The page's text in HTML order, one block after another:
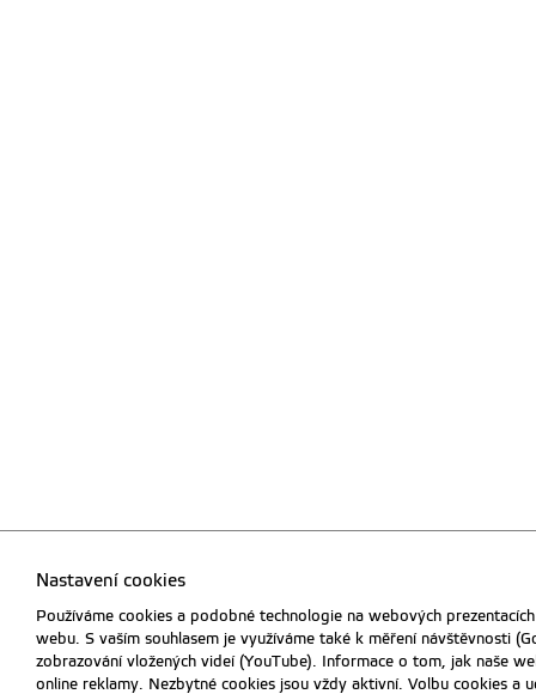
Nastavení cookies
Používáme cookies a podobné technologie na webových
webu. S vaším souhlasem je využíváme také k měření návštěvnosti
zobrazování vložených videí (YouTube). Informace o tom, jak naše
online reklamy. Nezbytné cookies jsou vždy aktivní. Volbu cookies a